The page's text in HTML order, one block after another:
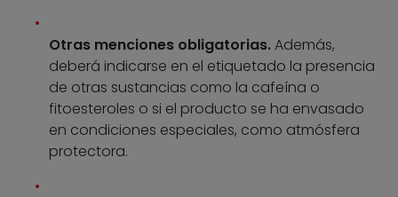
Otras menciones obligatorias.Además,
deberá indicarse en el etiquetado la presencia
de otras sustancias como la cafeína o
fitoesteroles o si el producto se ha envasado
en condiciones especiales, como atmósfera
protectora.